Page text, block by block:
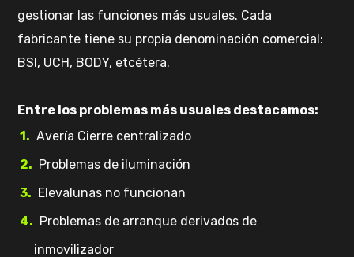
gestionar las funciones más usuales. Cada
fabricante tiene su propia denominación comercial:
BSI, UCH, BODY, etcétera.
Entre los problemas más usuales destacamos:
Avería Cierre centralizado
Problemas de iluminación
Elevalunas no funcionan
Problemas de arranque derivados de
inmovilizador